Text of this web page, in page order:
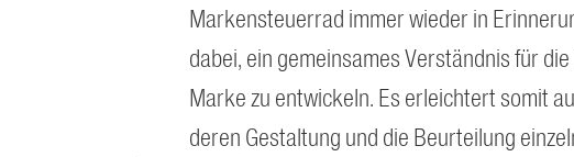
Markensteuerrad immer wieder in
dabei, ein gemeinsames Verständnis für
Marke zu entwickeln. Es erleichtert somit
deren Gestaltung und die Beurteilung